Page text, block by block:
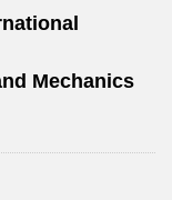
Mechanics